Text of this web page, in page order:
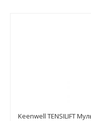
Keenwell TENSILIFT